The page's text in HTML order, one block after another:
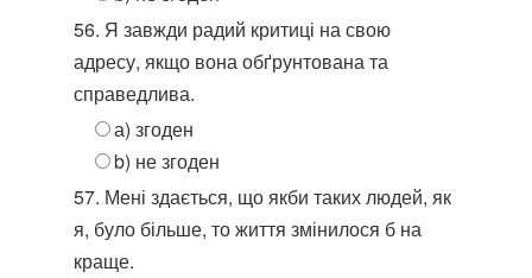
56. Я завжди радий критиці на свою
адресу, якщо вона обґрунтована та
справедлива.
а) згоден
b) не згоден
57. Мені здається, що якби таких людей, як
я, було більше, то життя змінилося б на
краще.